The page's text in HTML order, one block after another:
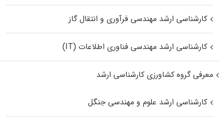
کارشناسی ارشد مهندسی فرآوری و انتقال گاز
کارشناسی ارشد مهندسی فناوری اطلاعات (IT)
معرفی گروه کشاورزی کارشناسی ارشد
کارشناسی ارشد علوم و مهندسی جنگل